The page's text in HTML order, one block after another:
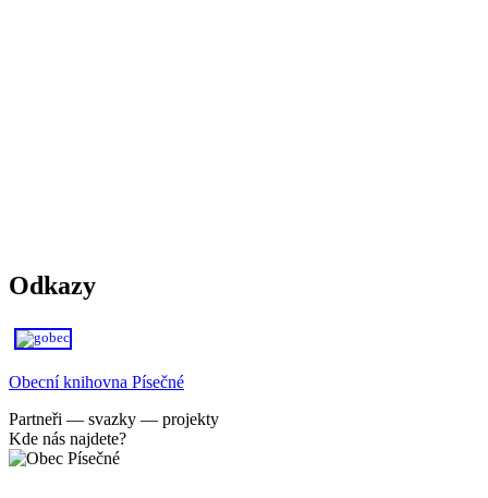
Odkazy
Obecní knihovna Písečné
Partneři — svazky — projekty
Kde nás najdete?